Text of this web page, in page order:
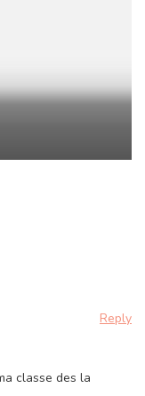
Reply
classe des la